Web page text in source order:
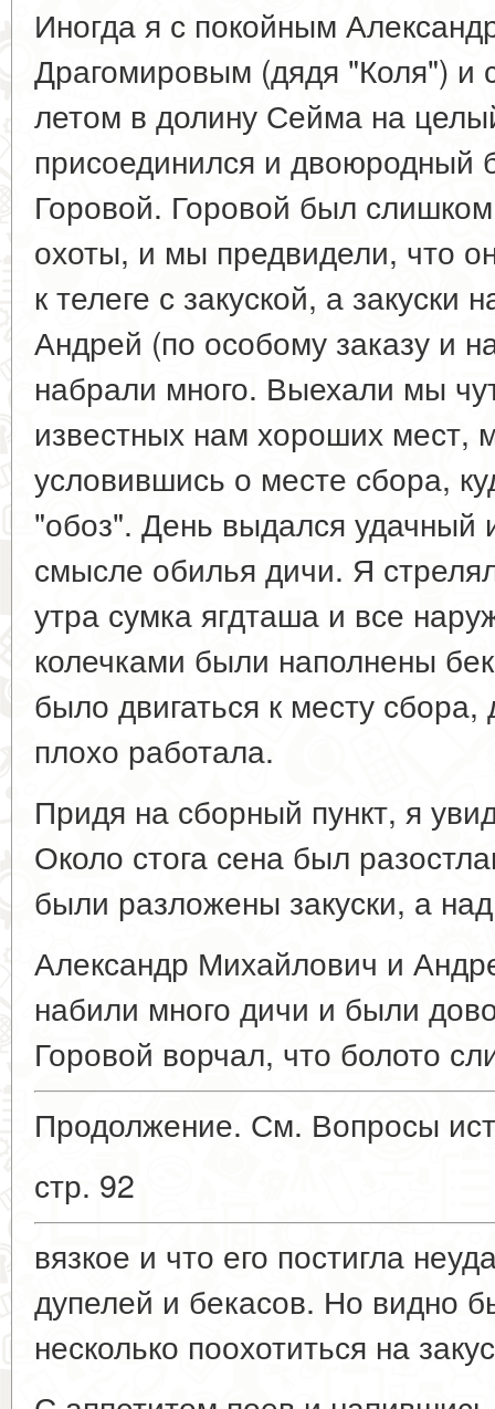
Иногда я с покойным
Драгомировым (дядя "Коля") и
летом в долину Сейма на
присоединился и двоюродный
Горовой. Горовой был
охоты, и мы предвидели, что
к телеге с закуской, а закуски
Андрей (по особому заказу и
набрали много. Выехали мы
известных нам хороших мест,
условившись о месте сбора,
"обоз". День выдался удачный
смысле обилья дичи. Я
утра сумка ягдташа и все
колечками были наполнены
было двигаться к месту
плохо работала.
Придя на сборный пункт, я
Около стога сена был
были разложены закуски, а
Александр Михайлович и
набили много дичи и были
Горовой ворчал, что болото
Продолжение. См. Вопросы
стр. 92
вязкое и что его постигла
дупелей и бекасов. Но видно
несколько поохотиться на